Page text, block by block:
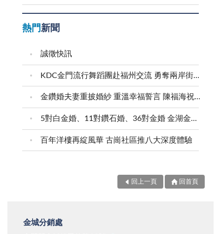
熱門新聞
誠徵快訊
KDC金門流行舞蹈團赴福州交流 勇奪兩岸街舞賽三等獎
金鑽婚夫妻重披婚紗 重溫幸福誓言 陳福海祝福牽手半世紀 情深相守成典範
5對白金婚、11對鑽石婚、36對金婚 金湖金沙夫妻共享榮耀時刻 陳福海表揚金鑽婚夫妻 向半世紀相守家庭典範致敬
百年洋樓再綻風華 古崗社區推八大深度體驗
回上一頁 回首頁
金城分銷處